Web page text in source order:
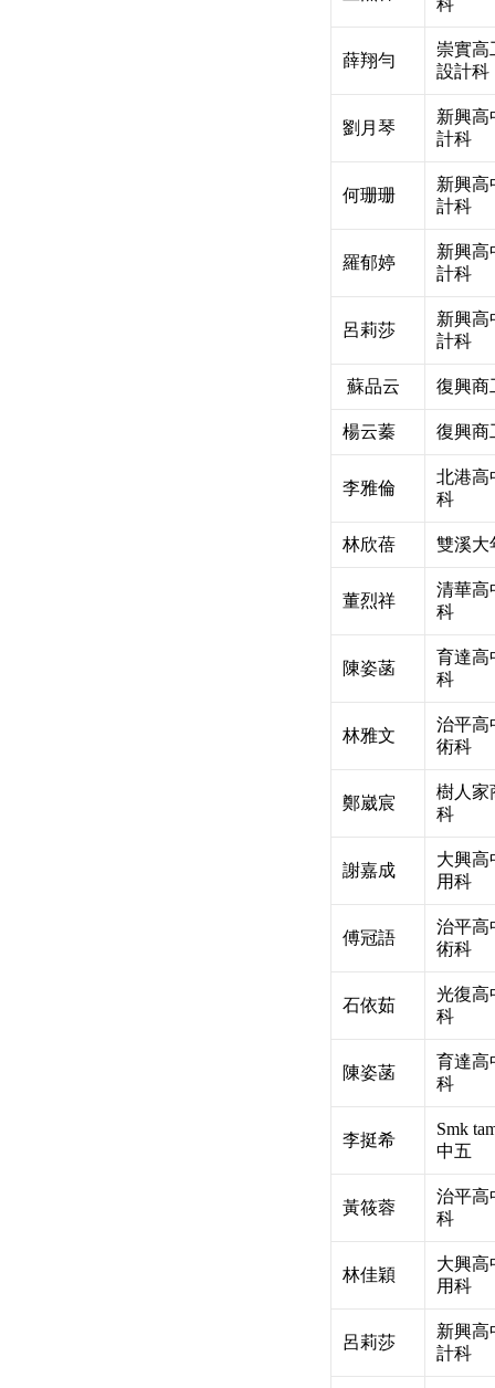
科
薛翔勻
崇實高
設計科
劉月琴
新興高
計科
何珊珊
新興高
計科
羅郁婷
新興高
計科
呂莉莎
新興高
計科
蘇品云 復興商
楊云蓁 復興商
李雅倫
北港高
科
林欣蓓 雙溪大
董烈祥
清華高
科
陳姿菡
育達高
科
林雅文
治平高
術科
鄭崴宸
樹人家
科
謝嘉成
大興高
用科
傅冠語
治平高
術科
石依茹
光復高
科
陳姿菡
育達高
科
李挺希
Smk
中五
黃筱蓉
治平高
科
林佳穎
大興高
用科
呂莉莎
新興高
計科